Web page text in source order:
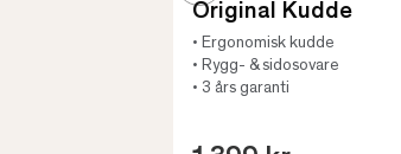
Original Kudde
• Ergonomisk kudde
• Rygg- & sidosovare
• 3 års garanti